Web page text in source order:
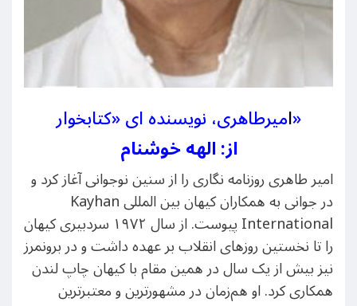
امیرطاهری، نویسنده ای «کتابخوار»
از: الهه خوشنام
امیر طاهری روزنامه نگاری را از سنین نوجوانی آغاز کرد و
در جوانی به همکاران کیهان بین المللی Kayhan
International پیوست. از سال ۱۹۷۲ سردبیری کیهان
را تا نخستین روزهای انقلاب بر عهده داشت و در برونمرز
نیز بیش از یک سال در همین مقام با کیهان چاپ لندن
همکاری کرد. او هم‌زمان در مشهورترین و معتبرترین